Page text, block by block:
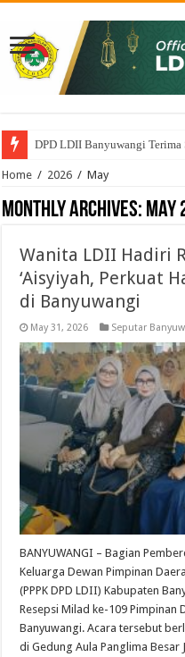
DPD LDII Banyuwangi Terima
Perkuat Sinergi Pembinaan
Home / 2026 / May
Monthly Archives: May
Wanita LDII Hadiri
‘Aisyiyah, Perkuat
di Banyuwangi
May 31, 2026 Seputar
BANYUWANGI – Bagian
Keluarga Dewan Pimpinan
(PPPK DPD LDII) Kabupaten
Resepsi Milad ke-109 Pimpinan
Banyuwangi. Acara tersebut
di Gedung Aula Panglima Besar